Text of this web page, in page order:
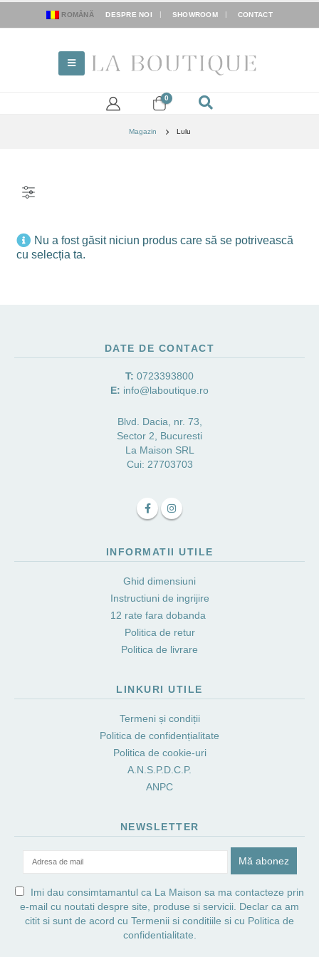
ROMÂNĂ DESPRE NOI SHOWROOM CONTACT
0
Magazin Lulu
Nu a fost găsit niciun produs care să se potrivească
cu selecția ta.
DATE DE CONTACT
T: 0723393800
E: info@laboutique.ro
Blvd. Dacia, nr. 73,
Sector 2, Bucuresti
La Maison SRL
Cui: 27703703
INFORMATII UTILE
Ghid dimensiuni
Instructiuni de ingrijire
12 rate fara dobanda
Politica de retur
Politica de livrare
LINKURI UTILE
Termeni și condiții
Politica de confidențialitate
Politica de cookie-uri
A.N.S.P.D.C.P.
ANPC
NEWSLETTER
Imi dau consimtamantul ca La Maison sa ma contacteze prin
e-mail cu noutati despre site, produse si servicii. Declar ca am
citit si sunt de acord cu Termenii si conditiile si cu Politica de
confidentialitate.